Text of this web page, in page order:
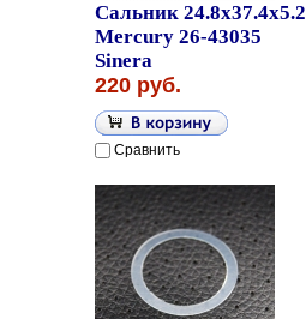
Сальник 24.8x37.4x5.2
Mercury 26-43035
Sinera
220 руб.
Сравнить